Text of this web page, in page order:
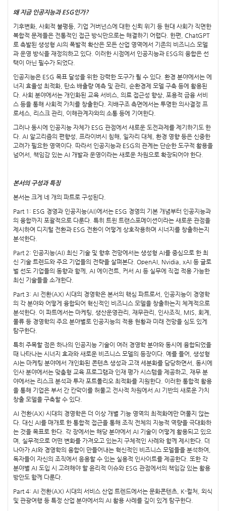
왜 지금 인공지능과 ESG인가?
기후변화, 사회적 불평등, 기업 거버넌스에 대한 신뢰 위기 등 현대 사회가 직면한
복합적 문제들은 전통적인 접근 방식만으로는 해결하기 어렵다. 한편, ChatGPT
로 촉발된 생성형 AI의 폭발적 확산은 모든 산업 영역에서 기존의 비즈니스 모델
과 운영 방식을 재정의하고 있다. 이러한 시점에서 인공지능과 ESG의 융합은 선
택이 아닌 필수가 되었다.
인공지능은 ESG 목표 달성을 위한 강력한 도구가 될 수 있다. 환경 분야에서는 에
너지 효율성 최적화, 탄소 배출량 예측 및 관리, 순환경제 모델 구축 등에 활용된
다. 사회 분야에서는 개인화된 교육 서비스, 의료 접근성 향상, 포용적 금융 서비
스 등을 통해 사회적 가치를 창출한다. 지배구조 측면에서는 투명한 의사결정 프
로세스, 리스크 관리, 이해관계자와의 소통 등에 기여한다.
그러나 동시에 인공지능 자체가 ESG 관점에서 새로운 도전과제를 제기하기도 한
다. AI 알고리즘의 편향성, 프라이버시 침해, 일자리 대체, 환경 영향 등은 신중한
고려가 필요한 영역이다. 따라서 인공지능과 ESG의 관계는 단순한 도구적 활용을
넘어서, 책임감 있는 AI 개발과 운영이라는 새로운 차원으로 확장되어야 한다.
본서의 구성과 특징
본서는 크게 네 개의 파트로 구성된다.
Part 1: ESG 경영과 인공지능(AI)에서는 ESG 경영의 기본 개념부터 인공지능과
의 융합까지 포괄적으로 다룬다. 특히 트윈 트랜스포메이션이라는 새로운 관점을
제시하여 디지털 전환과 ESG 전환이 어떻게 상호작용하며 시너지를 창출하는지
분석한다.
Part 2: 인공지능(AI) 최신 기술 및 향후 전망에서는 생성형 AI를 중심으로 한 최
신 기술 트렌드와 주요 기업들의 전략을 살펴본다. OpenAI, Nvidia, xAI 등 글로
벌 선도 기업들의 동향과 함께, AI 에이전트, 커서 AI 등 실무에 직접 적용 가능한
최신 기술들을 소개한다.
Part 3: AI 전환(AX) 시대의 경영학은 본서의 핵심 파트로서, 인공지능이 경영학
의 각 분야와 어떻게 융합되어 혁신적인 비즈니스 모델을 창출하는지 체계적으로
분석한다. 이 파트에서는 마케팅, 생산운영관리, 재무관리, 인사조직, MIS, 회계,
물류 등 경영학의 주요 분야별로 인공지능의 적용 현황과 미래 전망을 심도 있게
탐구한다.
특히 주목할 점은 하나의 인공지능 기술이 여러 경영학 분야와 동시에 융합되었을
때 나타나는 시너지 효과와 새로운 비즈니스 모델의 등장이다. 예를 들어, 생성형
AI는 마케팅 분야에서 개인화된 콘텐츠 생성과 고객 세분화를 담당하면서, 동시에
인사 분야에서는 맞춤형 교육 프로그램과 인재 평가 시스템을 제공하고, 재무 분
야에서는 리스크 분석과 투자 포트폴리오 최적화를 지원한다. 이러한 통합적 활용
을 통해 기업은 부서 간 칸막이를 허물고 전사적 차원에서 AI 기반의 새로운 가치
창출 모델을 구축할 수 있다.
AI 전환(AX) 시대의 경영학은 더 이상 개별 기능 영역의 최적화에만 머물지 않는
다. 대신 AI를 매개로 한 통합적 접근을 통해 조직 전체의 지능적 역량을 극대화하
는 것을 목표로 한다. 각 장에서는 해당 분야에서 AI 기술이 어떻게 활용되고 있으
며, 실무적으로 어떤 변화를 가져오고 있는지 구체적인 사례와 함께 제시한다. 더
나아가 AI와 경영학의 융합이 만들어내는 혁신적인 비즈니스 모델들을 분석하여,
독자들이 자신의 조직에서 응용할 수 있는 실용적 인사이트를 제공한다. 또한 각
분야별 AI 도입 시 고려해야 할 윤리적 이슈와 ESG 관점에서의 책임감 있는 활용
방안도 함께 다룬다.
Part 4: AI 전환(AX) 시대의 서비스 산업 트렌드에서는 문화콘텐츠, K-컬처, 외식
및 관광여행 등 특정 산업 분야에서의 AI 활용 사례를 깊이 있게 탐구한다.